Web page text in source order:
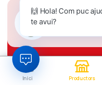
Escudella
Inici Productors
🙌 Hola! Com puc
te avui?